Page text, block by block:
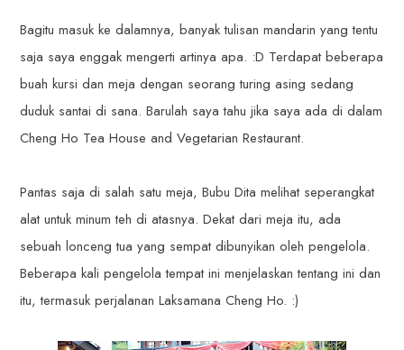
Bagitu masuk ke dalamnya, banyak tulisan mandarin yang tentu
saja saya enggak mengerti artinya apa. :D Terdapat beberapa
buah kursi dan meja dengan seorang turing asing sedang
duduk santai di sana. Barulah saya tahu jika saya ada di dalam
Cheng Ho Tea House and Vegetarian Restaurant.
Pantas saja di salah satu meja, Bubu Dita melihat seperangkat
alat untuk minum teh di atasnya. Dekat dari meja itu, ada
sebuah lonceng tua yang sempat dibunyikan oleh pengelola.
Beberapa kali pengelola tempat ini menjelaskan tentang ini dan
itu, termasuk perjalanan Laksamana Cheng Ho. :)